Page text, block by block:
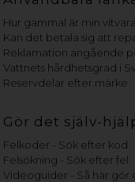
Hur gammal är min
Kan det betala sig att
Reklamation angående
Vattnets hårdhetsgrad i
Reservdelar efter märke
Gör det själv-
Felkoder - Sök efter kod
Felsökning - Sök efter fel
Videoguider - Så här gör